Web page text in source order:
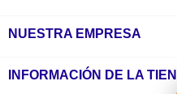
NUESTRA EMPRESA
INFORMACIÓN DE LA